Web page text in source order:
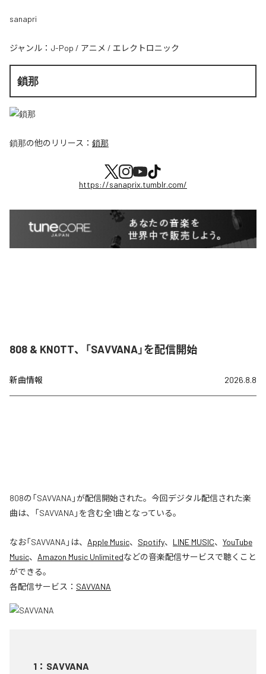
sanapri
ジャンル： J-Pop / アニメ / エレクトロニック
鎖那
鎖那の他のリリース： 鎖那
https://sanaprix.tumblr.com/
808 & KNOTT、「SAVVANA」を配信開始
新曲情報 2026.8.8
808の「SAVVANA」が配信開始された。今回デジタル配信された楽
曲は、「SAVVANA」を含む全1曲となっている。
なお「SAVVANA 」は、 Apple Music、 Spotify、 LINE MUSIC、 YouTube
Music、 Amazon Music Unlimitedなどの音楽配信サービスで聴くこと
ができる。
各配信サービス： SAVVANA
1 ： SAVVANA